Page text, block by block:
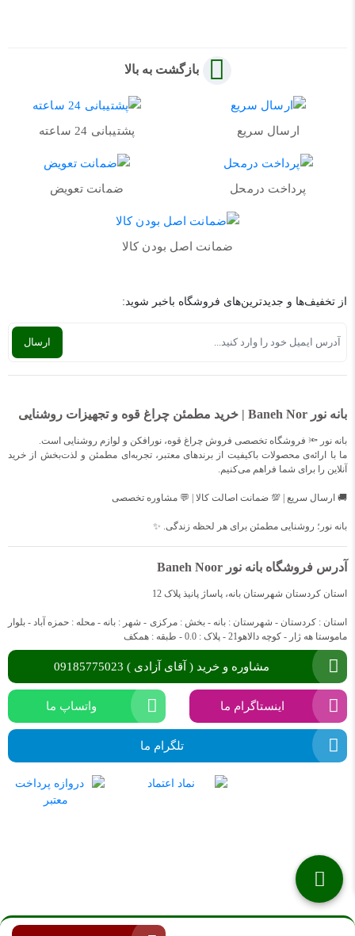
بازگشت به بالا
ارسال سریع پشتیبانی 24 ساعته
پرداخت درمحل ضمانت تعویض
ضمانت اصل بودن کالا
از تخفیف‌ها و جدیدترین‌های فروشگاه باخبر شوید:
بانه نور Baneh Nor | خرید مطمئن چراغ قوه و تجهیزات روشنایی
بانه نور 🔦 فروشگاه تخصصی فروش چراغ قوه، نورافکن و لوازم روشنایی است.
ما با ارائه‌ی محصولات باکیفیت از برندهای معتبر، تجربه‌ای مطمئن و لذت‌بخش از خرید
آنلاین را برای شما فراهم می‌کنیم.
🚚 ارسال سریع | 💯 ضمانت اصالت کالا | 💬 مشاوره تخصصی
بانه نور؛ روشنایی مطمئن برای هر لحظه زندگی. ✨
آدرس فروشگاه بانه نور Baneh Noor
استان کردستان شهرستان بانه، پاساژ پانیذ پلاک 12
استان : کردستان - شهرستان : بانه - بخش : مرکزی - شهر : بانه - محله : حمزه آباد - بلوار
ماموستا هه ژار - کوچه دالاهو21 - پلاک : 0.0 - طبقه : همکف
مشاوره و خرید ( آقای آزادی ) 09185775023
اینستاگرام ما واتساپ ما
تلگرام ما